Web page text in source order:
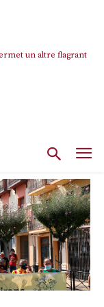
un altre flagrant